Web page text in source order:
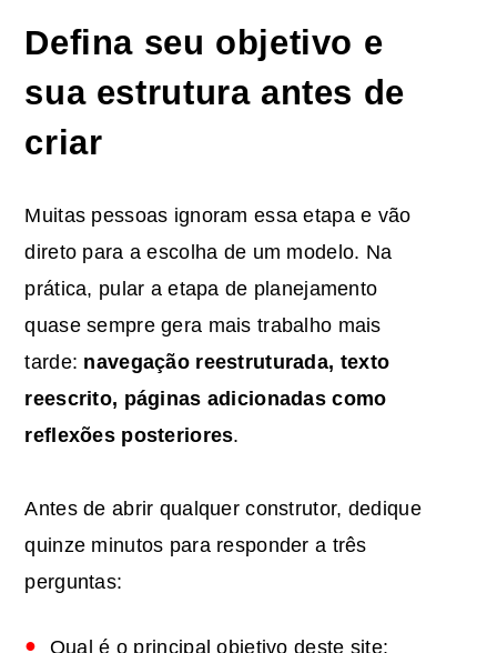
Defina seu objetivo e
sua estrutura antes de
criar
Muitas pessoas ignoram essa etapa e vão
direto para a escolha de um modelo. Na
prática, pular a etapa de planejamento
quase sempre gera mais trabalho mais
tarde: navegação reestruturada, texto
reescrito, páginas adicionadas como
reflexões posteriores.
Antes de abrir qualquer construtor, dedique
quinze minutos para responder a três
perguntas:
Qual é o principal objetivo deste site: